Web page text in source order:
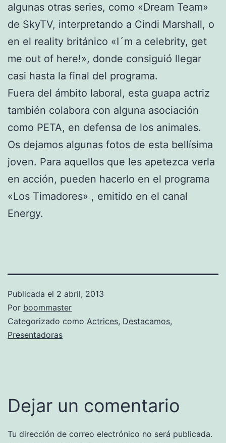
algunas otras series, como «Dream Team»
de SkyTV, interpretando a Cindi Marshall, o
en el reality británico «I´m a celebrity, get
me out of here!», donde consiguió llegar
casi hasta la final del programa.
Fuera del ámbito laboral, esta guapa actriz
también colabora con alguna asociación
como PETA, en defensa de los animales.
Os dejamos algunas fotos de esta bellísima
joven. Para aquellos que les apetezca verla
en acción, pueden hacerlo en el programa
«Los Timadores» , emitido en el canal
Energy.
Publicada el 2 abril, 2013
Por boommaster
Categorizado como Actrices, Destacamos,
Presentadoras
Dejar un comentario
Tu dirección de correo electrónico no será publicada.